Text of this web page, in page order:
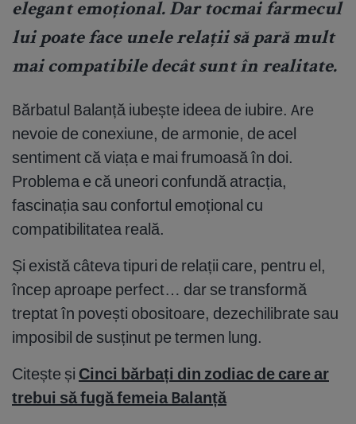
elegant emoțional. Dar tocmai farmecul
lui poate face unele relații să pară mult
mai compatibile decât sunt în realitate.
Bărbatul Balanță iubește ideea de iubire. Are
nevoie de conexiune, de armonie, de acel
sentiment că viața e mai frumoasă în doi.
Problema e că uneori confundă atracția,
fascinația sau confortul emoțional cu
compatibilitatea reală.
Și există câteva tipuri de relații care, pentru el,
încep aproape perfect… dar se transformă
treptat în povești obositoare, dezechilibrate sau
imposibil de susținut pe termen lung.
Citește și Cinci bărbați din zodiac de care ar
trebui să fugă femeia Balanță